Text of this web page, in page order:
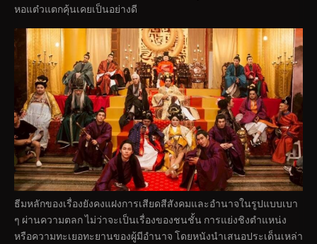
หอแต๋วแตกคุ้นเคยเป็นอย่างดี
ธีมหลักของเรื่องยังคงแฝงการเสียดสีสังคมและอำนาจในรูปแบบเบา
ๆ ผ่านความตลก ไม่ว่าจะเป็นเรื่องของชนชั้น การแย่งชิงตำแหน่ง
หรือความทะเยอทะยานของผู้มีอำนาจ โดยหนังนำเสนอประเด็นเหล่า